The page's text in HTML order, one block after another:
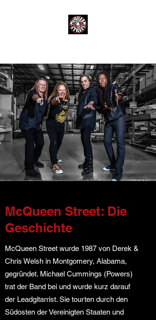
McQueen Street: Die
Geschichte
McQueen Street wurde 1987 von Derek &
Chris Welsh in Montgomery, Alabama,
gegründet. Michael Cummings (Powers)
trat der Band bei und wurde kurz darauf
der Leadgitarrist. Sie tourten durch den
Südosten der Vereinigten Staaten und